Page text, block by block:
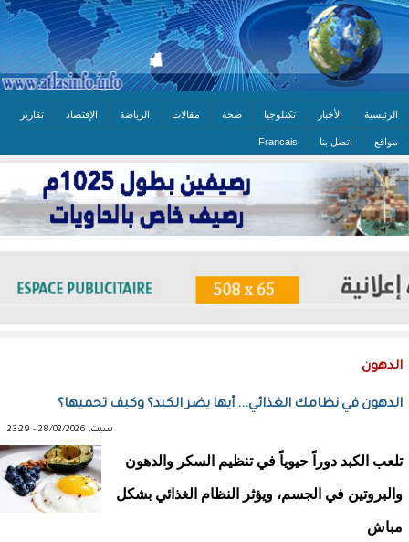
الرئيسية الأخبار تكنلوجيا صحة مقالات الرياضة الإقتصاد تقارير
مواقع اتصل بنا Francais
الدهون
الدهون في نظامك الغذائي... أيها يضر الكبد؟ وكيف تحميها؟
سبت, 28/02/2026 - 23:29
تلعب الكبد دوراً حيوياً في تنظيم السكر والدهون
والبروتين في الجسم، ويؤثر النظام الغذائي بشكل
مباش